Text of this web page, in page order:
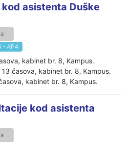
asistenta Duške
- AP4
kabinet br. 8, Kampus.
časova, kabinet br. 8, Kampus.
kabinet br. 8, Kampus.
kod asistenta